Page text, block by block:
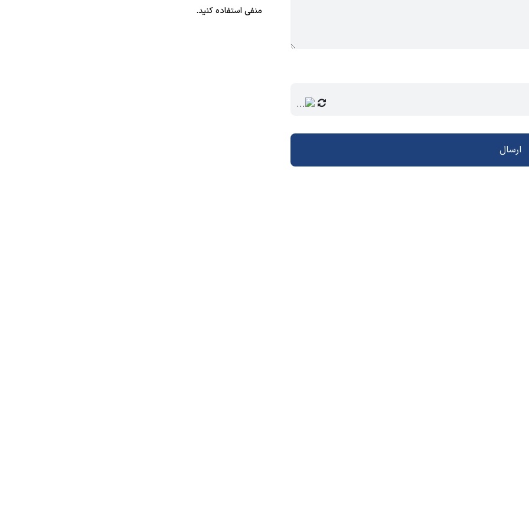
منفی استفاده کنید.
ارسال